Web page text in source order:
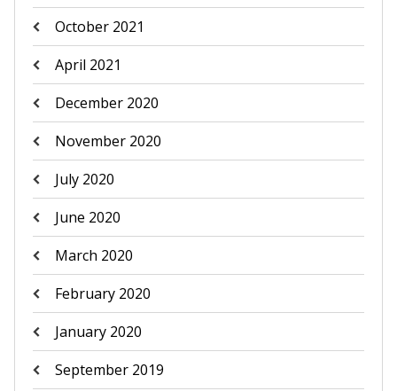
October 2021
April 2021
December 2020
November 2020
July 2020
June 2020
March 2020
February 2020
January 2020
September 2019